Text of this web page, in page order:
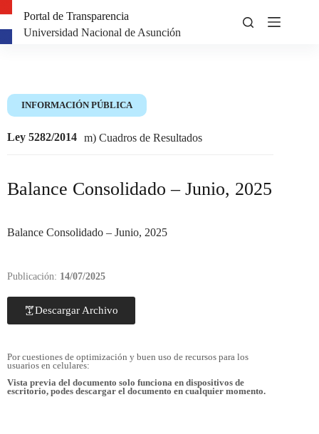
Portal de Transparencia
Universidad Nacional de Asunción
INFORMACIÓN PÚBLICA
Ley 5282/2014 m) Cuadros de Resultados
Balance Consolidado – Junio, 2025
Balance Consolidado – Junio, 2025
Publicación: 14/07/2025
Descargar Archivo
Por cuestiones de optimización y buen uso de recursos para los
usuarios en celulares:
Vista previa del documento solo funciona en dispositivos de
escritorio, podes descargar el documento en cualquier momento.